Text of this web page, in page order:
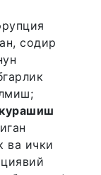
содир
ва ички